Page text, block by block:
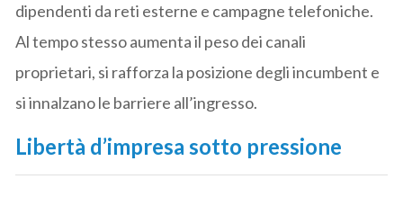
dipendenti da reti esterne e campagne telefoniche.
Al tempo stesso aumenta il peso dei canali
proprietari, si rafforza la posizione degli incumbent e
si innalzano le barriere all’ingresso.
Libertà d’impresa sotto pressione